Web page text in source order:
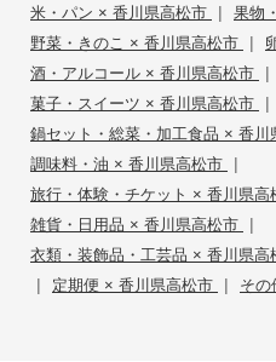
米・パン × 香川県高松市 | 果物
野菜・きのこ × 香川県高松市 |
酒・アルコール × 香川県高松市 |
菓子・スイーツ × 香川県高松市 |
鍋セット・総菜・加工食品 × 香川
調味料・油 × 香川県高松市 |
旅行・体験・チケット × 香川県高
雑貨・日用品 × 香川県高松市 |
衣類・装飾品・工芸品 × 香川県高
| 定期便 × 香川県高松市 | その